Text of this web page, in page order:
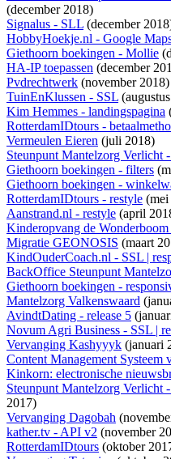
(december 2018)
Signalus - SLL (december
HobbyHoekje.nl - Google
Giethoorn boekingen - Mollie
HA-IP toepassen (december
Pvdrechtwerk (november 2018)
TuinEnKlussen - SSL
Kim Hemmes - landingspagina
RotterdamIDtours -
Vermeulen Eieren (juli 2018)
Steunpunt Mantelzorg Verlicht
Giethoorn boekingen - filters
Giethoorn boekingen -
RotterdamIDtours - restyle
Aanstrand.nl - restyle (april
Kinderopvang de Wonderboom
Migratie GEONOSIS (maart
KindOuderCoach.nl - SSL |
BackOffice Steunpunt
Giethoorn boekingen -
Mantelzorg Valkenswaard
AvindtDating - release 5
Novum Agri Business - SSL |
Vervanging Kashyyyk (januari
Content Management Systeem
Kinkorn: electronische
Steunpunt Mantelzorg Verlicht
2017)
Vervanging Dagobah
kather.tv - API v2 (november
RotterdamIDtours (oktober